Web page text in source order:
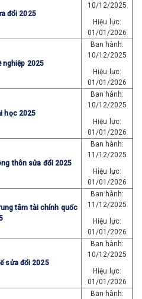
đổi 2025
10/12/2025
Hiệu lực:
01/01/2026
nghiệp 2025
Ban hành:
10/12/2025
Hiệu lực:
01/01/2026
học 2025
Ban hành:
10/12/2025
Hiệu lực:
01/01/2026
thôn sửa đổi 2025
Ban hành:
11/12/2025
Hiệu lực:
01/01/2026
tâm tài chính quốc
Ban hành:
11/12/2025
Hiệu lực:
01/01/2026
sửa đổi 2025
Ban hành:
10/12/2025
Hiệu lực:
01/01/2026
Ban hành: